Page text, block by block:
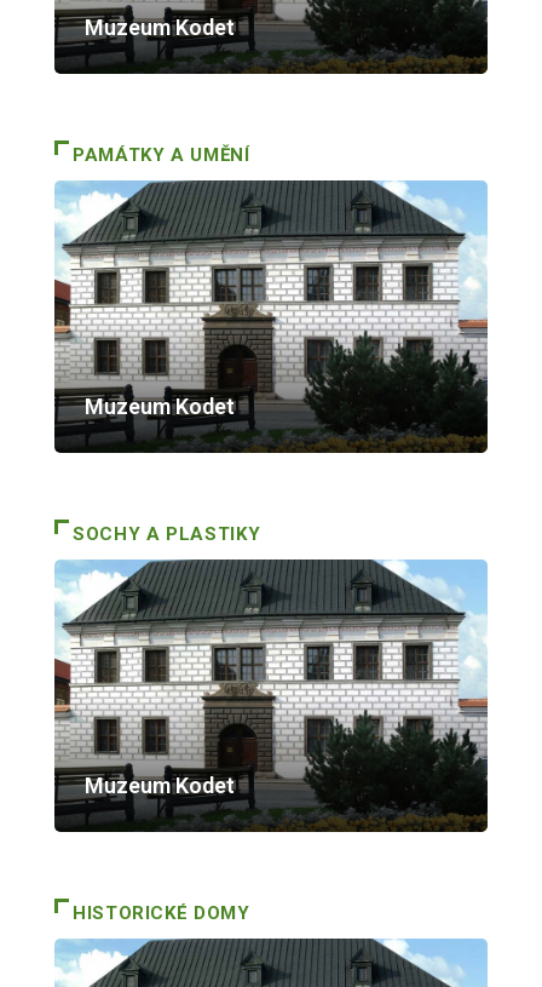
Muzeum Kodet
PAMÁTKY A UMĚNÍ
Muzeum Kodet
SOCHY A PLASTIKY
Muzeum Kodet
HISTORICKÉ DOMY